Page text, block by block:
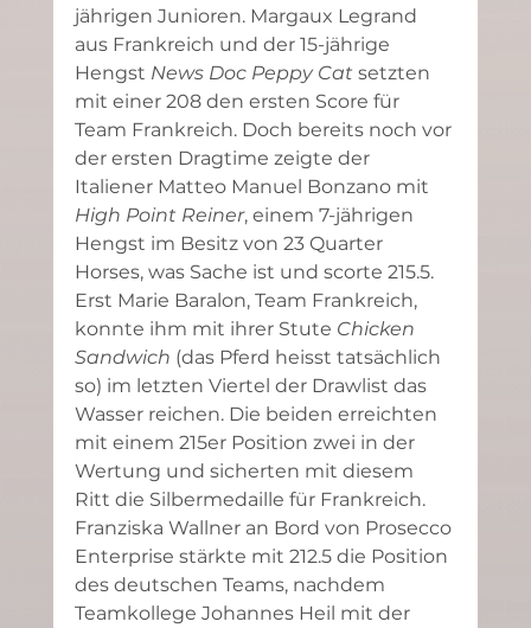
jährigen Junioren. Margaux Legrand
aus Frankreich und der 15-jährige
Hengst News Doc Peppy Cat setzten
mit einer 208 den ersten Score für
Team Frankreich. Doch bereits noch vor
der ersten Dragtime zeigte der
Italiener Matteo Manuel Bonzano mit
High Point Reiner, einem 7-jährigen
Hengst im Besitz von 23 Quarter
Horses, was Sache ist und scorte 215.5.
Erst Marie Baralon, Team Frankreich,
konnte ihm mit ihrer Stute Chicken
Sandwich (das Pferd heisst tatsächlich
so) im letzten Viertel der Drawlist das
Wasser reichen. Die beiden erreichten
mit einem 215er Position zwei in der
Wertung und sicherten mit diesem
Ritt die Silbermedaille für Frankreich.
Franziska Wallner an Bord von Prosecco
Enterprise stärkte mit 212.5 die Position
des deutschen Teams, nachdem
Teamkollege Johannes Heil mit der